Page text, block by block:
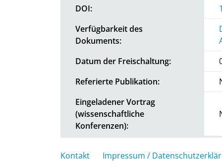
DOI:
Verfügbarkeit des
Dokuments:
Datum der Freischaltung:
Referierte Publikation:
Eingeladener Vortrag
(wissenschaftliche
Konferenzen):
Kontakt Impressum /